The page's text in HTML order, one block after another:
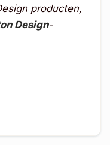
producten,
Design-